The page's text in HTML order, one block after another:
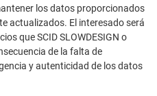
los datos proporcionados
actualizados. El interesado será
que SCID SLOWDESIGN o
de la falta de
y autenticidad de los datos